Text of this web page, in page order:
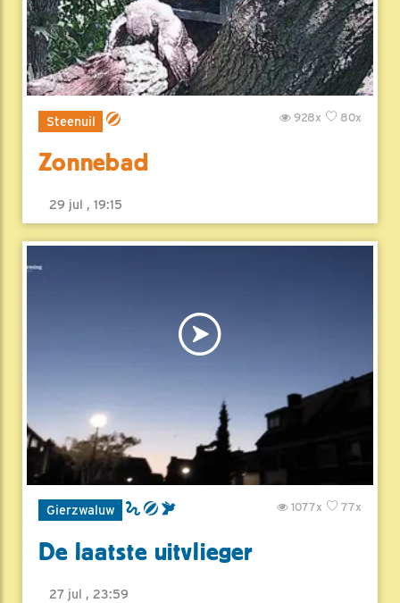
Steenuil 80x
928x
Zonnebad
29 jul , 19:15
Gierzwaluw 77x
1077x
De laatste uitvlieger
27 jul , 23:59